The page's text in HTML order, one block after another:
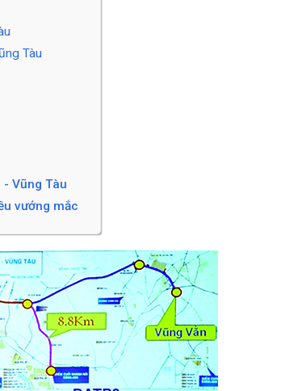
Tàu
Vũng Tàu
vướng mắc